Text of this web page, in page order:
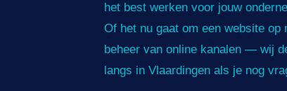
het best werken voor jouw
Of het nu gaat om een website
beheer van online kanalen — wij
langs in Vlaardingen als je nog